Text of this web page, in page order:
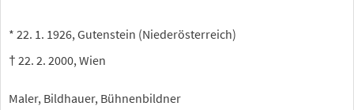
* 22. 1. 1926, Gutenstein (Niederösterreich)
† 22. 2. 2000, Wien
Maler, Bildhauer, Bühnenbildner